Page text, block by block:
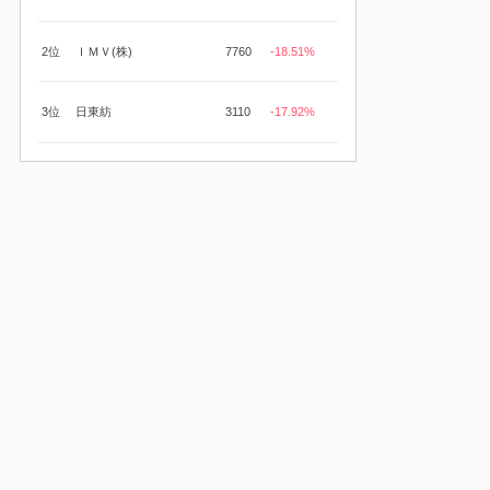
2位 ＩＭＶ(株) 7760 -18.51%
3位 日東紡 3110 -17.92%